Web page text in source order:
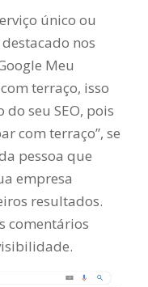
único ou
nos
Meu
terraço, isso
seu SEO, pois
com terraço”, se
pessoa que
empresa
resultados.
comentários